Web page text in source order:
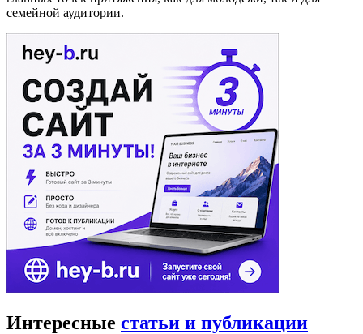
семейной аудитории.
Интересные статьи и публикации